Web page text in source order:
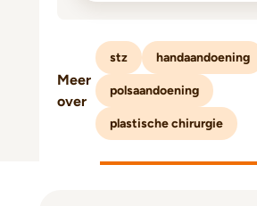
Meer
over
stz handaandoening
polsaandoening
plastische chirurgie